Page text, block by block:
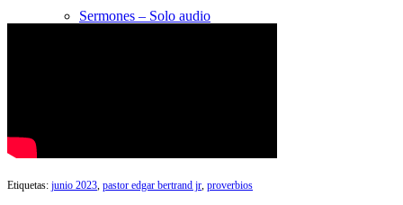
Sermones – Solo audio
Etiquetas: junio 2023 pastor edgar bertrand jr proverbios